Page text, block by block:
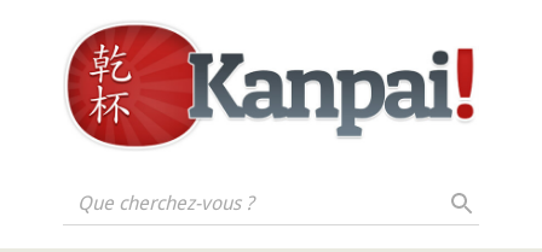
Que cherchez-vous ?